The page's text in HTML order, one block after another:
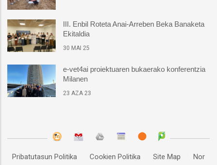
III. Enbil Roteta Anai-Arreben Beka Banaketa
Ekitaldia
30 MAI 25
e-vet4ai proiektuaren bukaerako konferentzia
Milanen
23 AZA 23
Pribatutasun Politika Cookien Politika Site Map Nor